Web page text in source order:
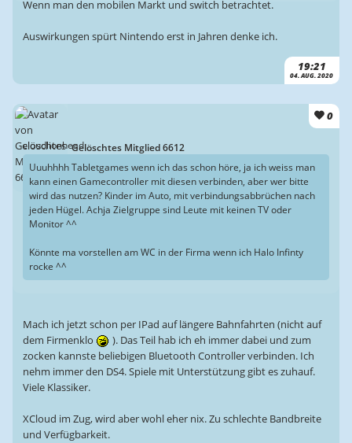
19:21
04. AUG. 2020
Wenn man den mobilen Markt und switch betrachtet.
Auswirkungen spürt Nintendo erst in Jahren denke ich.
Gelöschtes Mitglied 6612
0
cloudlionhead:
Uuuhhhh Tabletgames wenn ich das schon höre, ja ich weiss man
kann einen Gamecontroller mit diesen verbinden, aber wer bitte
wird das nutzen? Kinder im Auto, mit verbindungsabbrüchen nach
jeden Hügel. Achja Zielgruppe sind Leute mit keinen TV oder
Monitor ^^
Könnte ma vorstellen am WC in der Firma wenn ich Halo Infinty
rocke ^^
Mach ich jetzt schon per IPad auf längere Bahnfahrten (nicht auf
dem Firmenklo
). Das Teil hab ich eh immer dabei und zum
zocken kannste beliebigen Bluetooth Controller verbinden. Ich
nehm immer den DS4. Spiele mit Unterstützung gibt es zuhauf.
Viele Klassiker.
XCloud im Zug, wird aber wohl eher nix. Zu schlechte Bandbreite
und Verfügbarkeit.